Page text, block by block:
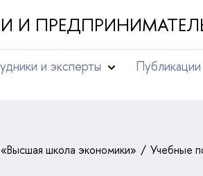
И
и эксперты Публикации
школа экономики» Учебные